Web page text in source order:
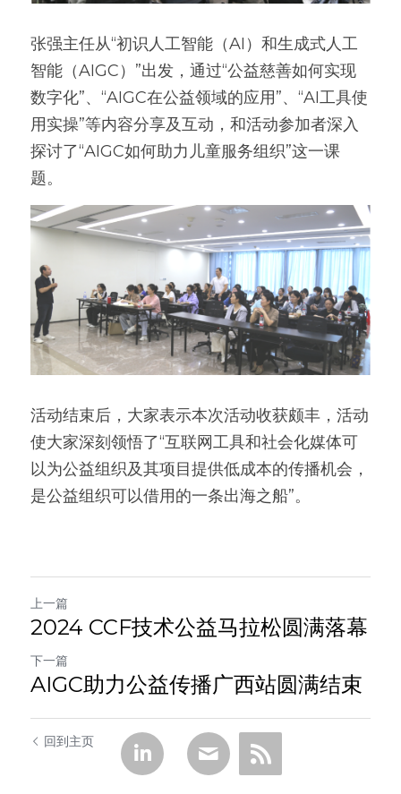
张强主任从“初识人工智能（AI）和生成式人工
智能（AIGC）”出发，通过“公益慈善如何实现
数字化”、“AIGC在公益领域的应用”、“AI工具使
用实操”等内容分享及互动，和活动参加者深入
探讨了“AIGC如何助力儿童服务组织”这一课
题。
活动结束后，大家表示本次活动收获颇丰，活动
使大家深刻领悟了“互联网工具和社会化媒体可
以为公益组织及其项目提供低成本的传播机会，
是公益组织可以借用的一条出海之船”。
上一篇
2024 CCF技术公益马拉松圆满落幕
下一篇
AIGC助力公益传播广西站圆满结束
回到主页